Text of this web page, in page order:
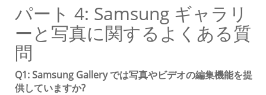
パート 4: Samsung ギャラリ
ーと写真に関するよくある質
問
Q1: Samsung Gallery では写真やビデオの編集機能を提
供していますか?